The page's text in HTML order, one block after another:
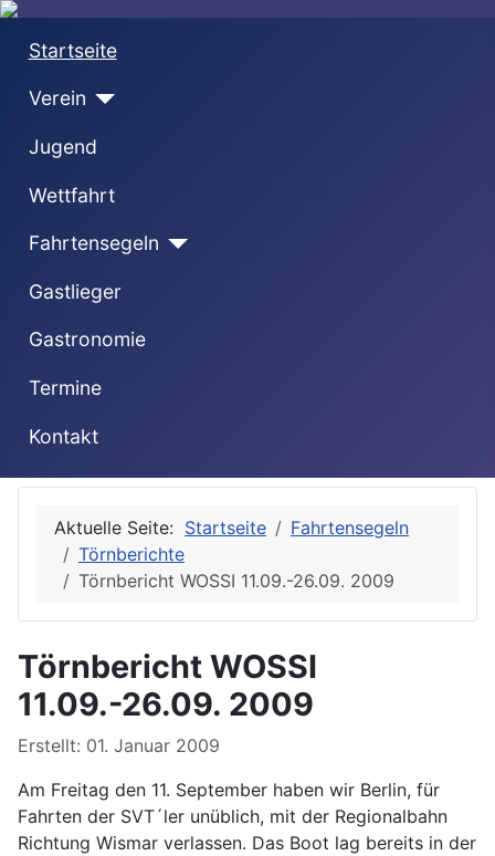
Startseite
Verein
Jugend
Wettfahrt
Fahrtensegeln
Gastlieger
Gastronomie
Termine
Kontakt
Aktuelle Seite: Startseite
Fahrtensegeln
Törnberichte
Törnbericht WOSSI 11.09.-26.09. 2009
Törnbericht WOSSI
11.09.-26.09. 2009
Erstellt: 01. Januar 2009
Am Freitag den 11. September haben wir Berlin, für
Fahrten der SVT´ler unüblich, mit der Regionalbahn
Richtung Wismar verlassen. Das Boot lag bereits in der